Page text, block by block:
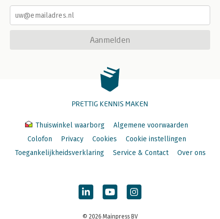
Aanmelden
PRETTIG KENNIS MAKEN
Thuiswinkel waarborg
Algemene voorwaarden
Colofon
Privacy Cookies
Cookie instellingen
Toegankelijkheidsverklaring
Service & Contact Over ons
© 2026 Mainpress BV